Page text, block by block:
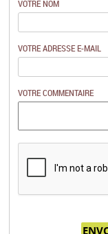
VOTRE NOM
VOTRE ADRESSE E-MAIL
VOTRE COMMENTAIRE